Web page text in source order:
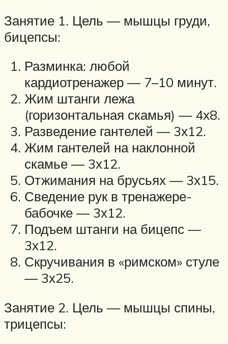
Занятие 1. Цель — мышцы груди,
бицепсы:
Разминка: любой
кардиотренажер — 7–10 минут.
Жим штанги лежа
(горизонтальная скамья) — 4х8.
Разведение гантелей — 3х12.
Жим гантелей на наклонной
скамье — 3х12.
Отжимания на брусьях — 3х15.
Сведение рук в тренажере-
бабочке — 3х12.
Подъем штанги на бицепс —
3х12.
Скручивания в «римском» стуле
— 3х25.
Занятие 2. Цель — мышцы спины,
трицепсы: